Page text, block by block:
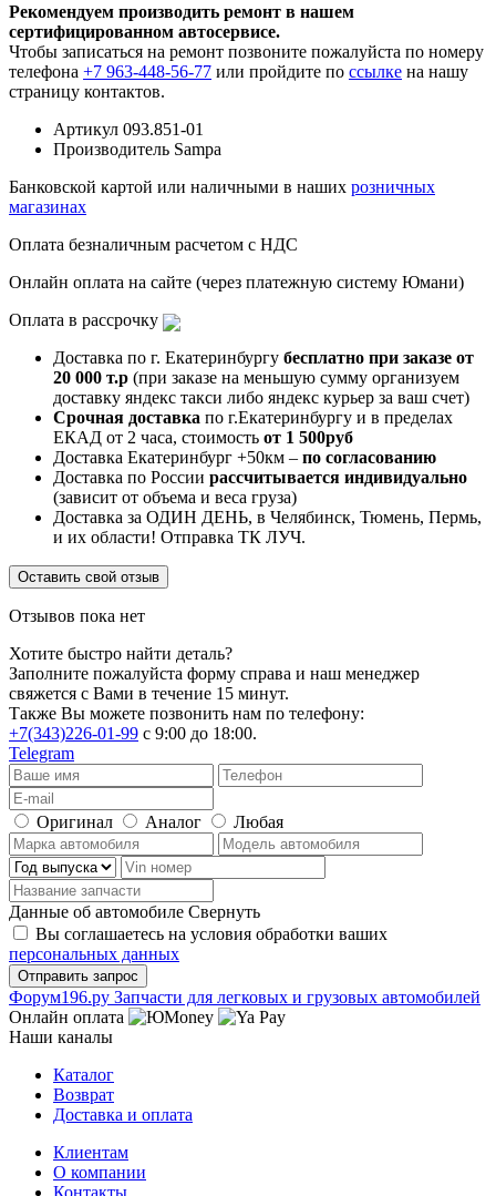
Рекомендуем производить ремонт в нашем
сертифицированном автосервисе.
Чтобы записаться на ремонт позвоните пожалуйста по номеру
телефона +7 963-448-56-77 или пройдите по ссылке на нашу
страницу контактов.
Артикул 093.851-01
Производитель Sampa
Банковской картой или наличными в наших розничных
магазинах
Оплата безналичным расчетом с НДС
Онлайн оплата на сайте (через платежную систему Юмани)
Оплата в рассрочку
Доставка по г. Екатеринбургу бесплатно при заказе от
20 000 т.р (при заказе на меньшую сумму организуем
доставку яндекс такси либо яндекс курьер за ваш счет)
Срочная доставка по г.Екатеринбургу и в пределах
ЕКАД от 2 часа, стоимость от 1 500руб
Доставка Екатеринбург +50км – по согласованию
Доставка по России рассчитывается индивидуально
(зависит от объема и веса груза)
Доставка за ОДИН ДЕНЬ, в Челябинск, Тюмень, Пермь,
и их области! Отправка ТК ЛУЧ.
Оставить свой отзыв
Отзывов пока нет
Хотите быстро найти деталь?
Заполните пожалуйста форму справа и наш менеджер
свяжется с Вами в течение 15 минут.
Также Вы можете позвонить нам по телефону:
+7(343)226-01-99 с 9:00 до 18:00.
Telegram
Оригинал Аналог Любая
Данные об автомобиле Свернуть
Вы соглашаетесь на условия обработки ваших
персональных данных
Фoрум196.ру Запчасти для легковых и грузовых автомобилей
Онлайн оплата
Наши каналы
Каталог
Возврат
Доставка и оплата
Клиентам
О компании
Контакты